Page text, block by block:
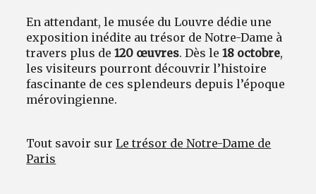
En attendant, le musée du Louvre dédie une
exposition inédite au trésor de Notre-Dame à
travers plus de120 œuvres. Dès le18 octobre,
les visiteurs pourront découvrir l’histoire
fascinante de ces splendeurs depuis l’époque
mérovingienne.
Tout savoir surLe trésor de Notre-Dame de
Paris